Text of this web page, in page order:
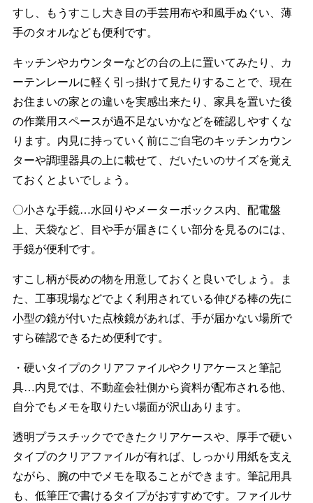
すし、もうすこし大き目の手芸用布や和風手ぬぐい、薄
手のタオルなども便利です。
キッチンやカウンターなどの台の上に置いてみたり、カ
ーテンレールに軽く引っ掛けて見たりすることで、現在
お住まいの家との違いを実感出来たり、家具を置いた後
の作業用スペースが過不足ないかなどを確認しやすくな
ります。内見に持っていく前にご自宅のキッチンカウン
ターや調理器具の上に載せて、だいたいのサイズを覚え
ておくとよいでしょう。
〇小さな手鏡…水回りやメーターボックス内、配電盤
上、天袋など、目や手が届きにくい部分を見るのには、
手鏡が便利です。
すこし柄が長めの物を用意しておくと良いでしょう。ま
た、工事現場などでよく利用されている伸びる棒の先に
小型の鏡が付いた点検鏡があれば、手が届かない場所で
すら確認できるため便利です。
・硬いタイプのクリアファイルやクリアケースと筆記
具…内見では、不動産会社側から資料が配布される他、
自分でもメモを取りたい場面が沢山あります。
透明プラスチックでできたクリアケースや、厚手で硬い
タイプのクリアファイルが有れば、しっかり用紙を支え
ながら、腕の中でメモを取ることができます。筆記用具
も、低筆圧で書けるタイプがおすすめです。ファイルサ